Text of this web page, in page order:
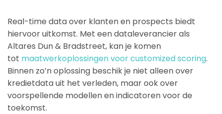
Real-time data over klanten en prospects biedt
hiervoor uitkomst. Met een dataleverancier als
Altares Dun & Bradstreet, kan je komen
tot maatwerkoplossingen voor customized scoring.
Binnen zo’n oplossing beschik je niet alleen over
kredietdata uit het verleden, maar ook over
voorspellende modellen en indicatoren voor de
toekomst.